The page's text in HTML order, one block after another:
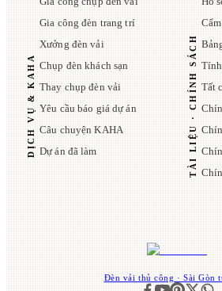
DỊCH VỤ & KAHA
Gia công đèn trang trí
Xưởng đèn vải
Chụp đèn khách sạn
Thay chụp đèn vải
Yêu cầu báo giá dự án
Câu chuyện KAHA
Dự án đã làm
TÀI LIỆU · CHÍNH SÁCH Tất
Đèn vải thủ công · Sài Gòn